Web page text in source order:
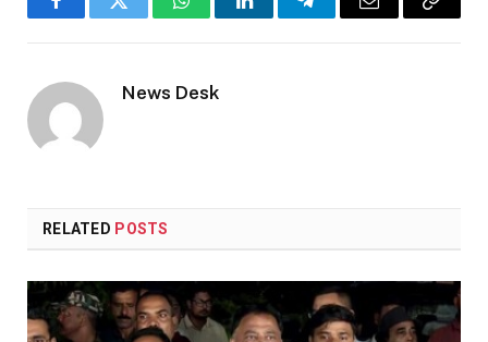
FacebookTwitter WhatsAppLinkedInTelegramEmail
Copy
News Desk
RELATED POSTS